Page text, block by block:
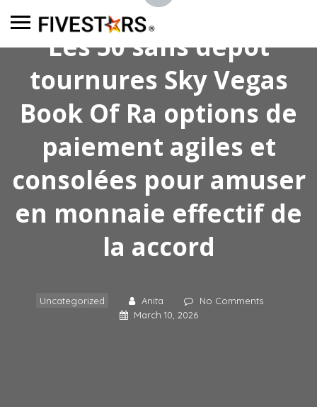
Les 50 sans dépôt
tournures Sky Vegas
Book Of Ra options de
paiement agiles et
consolées pour amuser
en monnaie effectif de
la accord
Uncategorized Anita
No Comments
March 10, 2026